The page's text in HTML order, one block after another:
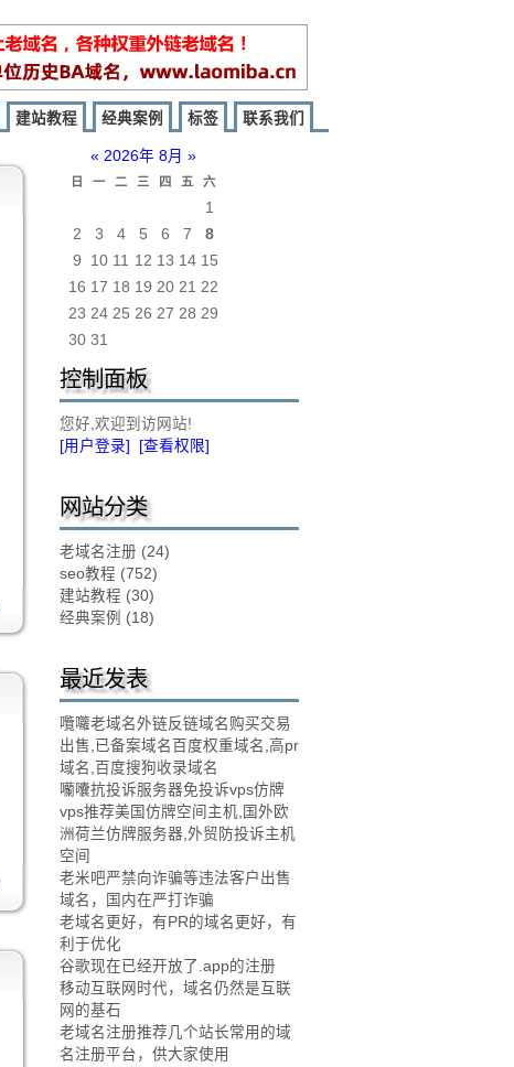
建站教程 经典案例 标签 联系我们
« 2026年 8月 »
日 一 二 三 四 五 六
1
2
3 4 5 6 7
8
9
10 11 12 13 14 15
16 17 18 19 20 21 22
23 24 25 26 27 28 29
30 31
控制面板
您好,欢迎到访网站!
[用户登录]
[查看权限]
网站分类
老域名注册 (24)
seo教程 (752)
建站教程 (30)
经典案例 (18)
最近发表
囕囖老域名外链反链域名购买交易
出售,已备案域名百度权重域名,高pr
域名,百度搜狗收录域名
囒囔抗投诉服务器免投诉vps仿牌
vps推荐美国仿牌空间主机,国外欧
洲荷兰仿牌服务器,外贸防投诉主机
空间
老米吧严禁向诈骗等违法客户出售
域名，国内在严打诈骗
老域名更好，有PR的域名更好，有
利于优化
谷歌现在已经开放了.app的注册
移动互联网时代，域名仍然是互联
网的基石
老域名注册推荐几个站长常用的域
名注册平台，供大家使用